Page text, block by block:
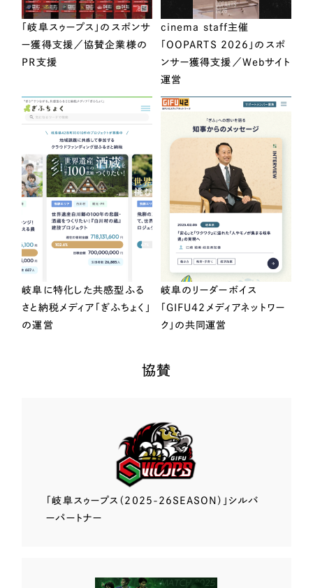
「岐阜スゥープス」のスポンサ
ー獲得支援／協賛企業様の
PR支援
cinema staff主催
「OOPARTS 2026」のスポ
ンサー獲得支援／Webサイト
運営
岐阜に特化した共感型ふる
さと納税メディア「ぎふちょく」
の運営
岐阜のリーダーボイス
「GIFU42メディアネットワー
ク」の共同運営
協賛
「岐阜スゥープス （2025-26SEASON）」 シルバ
ーパートナー